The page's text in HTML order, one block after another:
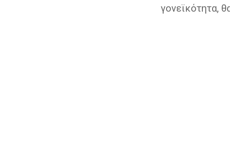
γονεϊκότητα,